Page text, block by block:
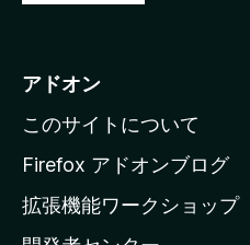
i
l
a
ホ
アドオン
このサイトについて
Firefox アドオンブログ
拡張機能ワークショップ